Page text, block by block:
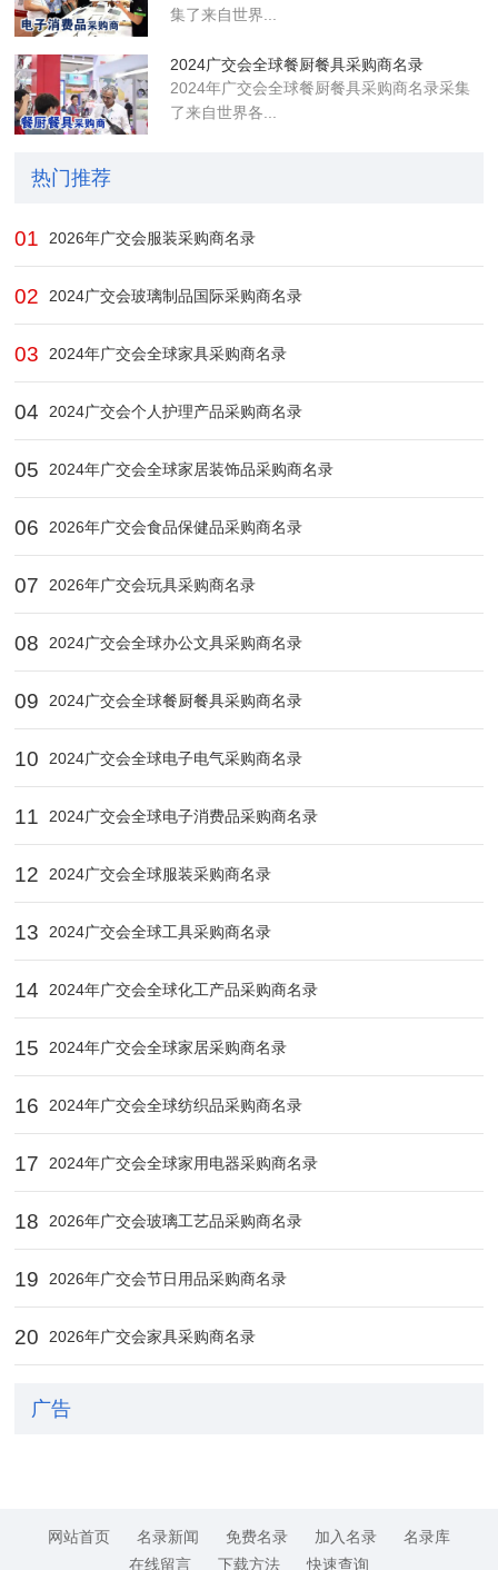
集了来自世界...
2024广交会全球餐厨餐具采购商名录
2024年广交会全球餐厨餐具采购商名录采集
了来自世界各...
热门推荐
01 2026年广交会服装采购商名录
02 2024广交会玻璃制品国际采购商名录
03 2024年广交会全球家具采购商名录
04 2024广交会个人护理产品采购商名录
05 2024年广交会全球家居装饰品采购商名录
06 2026年广交会食品保健品采购商名录
07 2026年广交会玩具采购商名录
08 2024广交会全球办公文具采购商名录
09 2024广交会全球餐厨餐具采购商名录
10 2024广交会全球电子电气采购商名录
11 2024广交会全球电子消费品采购商名录
12 2024广交会全球服装采购商名录
13 2024广交会全球工具采购商名录
14 2024年广交会全球化工产品采购商名录
15 2024年广交会全球家居采购商名录
16 2024年广交会全球纺织品采购商名录
17 2024年广交会全球家用电器采购商名录
18 2026年广交会玻璃工艺品采购商名录
19 2026年广交会节日用品采购商名录
20 2026年广交会家具采购商名录
广告
网站首页 名录新闻 免费名录 加入名录
名录库
在线留言
下载方法 快速查询